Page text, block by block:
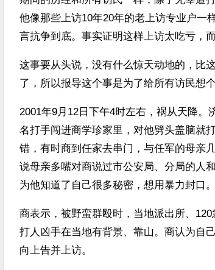
他像那些上访10年20年的老上访专业户一
言抗争到底。事实证明这样上访太吃亏，
这事要从头说，没有什么惊天动地的，比
了，所以报导这个事是为了给所有访民想
2001年9月12日下午4时左右，祸从天降
名打手闯进商学珍家里，对他劈头盖脑就
错，有时商到任家去串门，与任军的母亲
说母亲多嘴对商说过市公安局、分局的人
为他知道了自己很多秘密，想用暴力封口。
商表示，被野蛮群殴时，当地派出所、
打人凶手在当地有背景、靠山。商认为自
向上告并上访。